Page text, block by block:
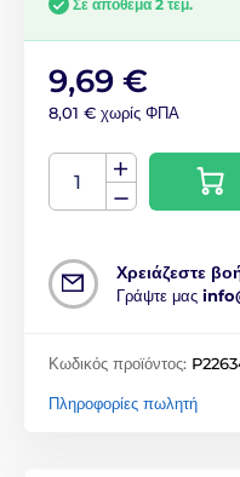
Σε απόθεμα 2 τεμ.
9,69 €
8,01 € χωρίς ΦΠΑ
Χρειάζεστε
Γράψτε μας
Κωδικός προϊόντος:
Πληροφορίες πωλητή